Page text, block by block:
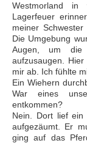
Westmorland
Lagerfeuer
meiner
Die Umgebung
Augen, um die
aufzusaugen.
mir ab. Ich fühlte
Ein Wiehern
War eines
entkommen?
Nein. Dort lief ein
aufgezäumt. Er
ging auf das